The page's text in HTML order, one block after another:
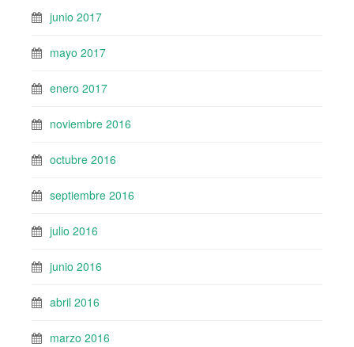
junio 2017
mayo 2017
enero 2017
noviembre 2016
octubre 2016
septiembre 2016
julio 2016
junio 2016
abril 2016
marzo 2016